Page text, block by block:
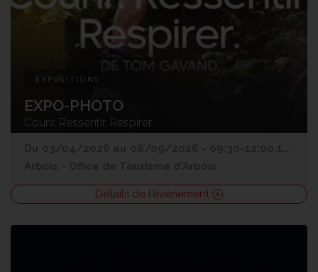
EXPOSITIONS
EXPO-PHOTO
Courir, Ressentir, Respirer
Détails de l'événement